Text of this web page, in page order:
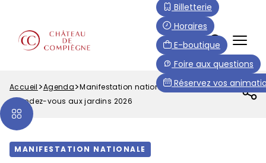
contenu
principal
Menu
Top
FR
Billetterie
Horaires
E-boutique
Foire aux questions
Réservez vos
Fil
d'Ariane
Accueil Agenda
Manifestation nationale
Rendez-vous aux jardins 2026
MANIFESTATION NATIONALE